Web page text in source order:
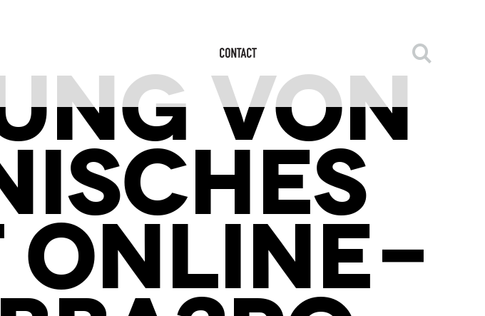
VON
ONLINE-